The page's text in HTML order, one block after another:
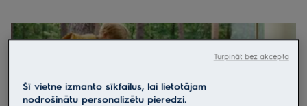
vairāk par to, kā mēs par savu misiju izvirzījām tādu produktu
radīšanu, kas padara tīrīšanu vienkāršu un patīkamu.
*Hunting Dynasty,Clean Environment´s Impact on People´s
Happiness (Tīras vides ietekme uz cilvēku laimes sajūtu), 2019.
Šī vietne izmanto sīkfailus, lai lietotājam
nodrošinātu personalizētu pieredzi.
Turpināt bez akcepta